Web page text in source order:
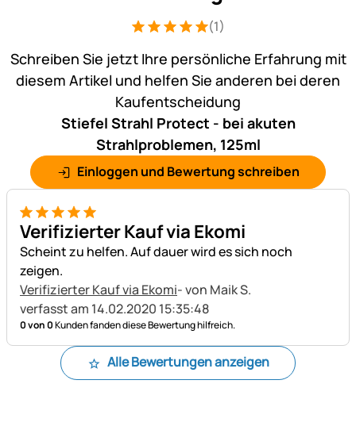
Bewertung: 5 von 5 (1 Bewertungen)
1 Bewertung(1)
Schreiben Sie jetzt Ihre persönliche Erfahrung mit
diesem Artikel und helfen Sie anderen bei deren
Kaufentscheidung
Stiefel Strahl Protect - bei akuten
Strahlproblemen, 125ml
Einloggen und Bewertung schreiben
5 von 5
Verifizierter Kauf via Ekomi
Scheint zu helfen. Auf dauer wird es sich noch
zeigen.
Verifizierter Kauf via Ekomi- von Maik S.
verfasst am 14.02.2020 15:35:48
0 von 0Kunden fanden diese Bewertung hilfreich.
Alle Bewertungen anzeigen